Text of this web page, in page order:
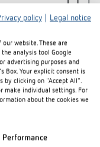
26-IP-44_0260855
policy
Legal notice
website. These are
analysis tool Google
advertising purposes and
Box. Your explicit consent is
by clicking on "Accept All".
make individual settings. For
about the cookies we
Performance